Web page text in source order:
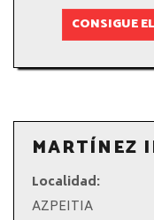
CONSIGUE
MARTÍNEZ
Localidad:
AZPEITIA